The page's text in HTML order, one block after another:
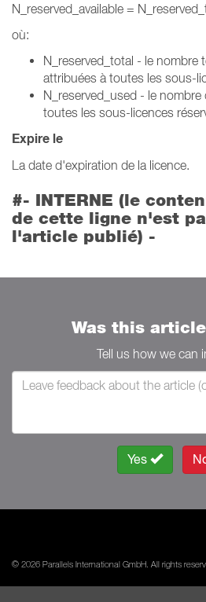
N_reserved_available =
où:
N_reserved_total - le nombre
attribuées à toutes les sous-
N_reserved_used - le
toutes les sous-licences
Expire le
La date d'expiration de la licence.
#- INTERNE (le
de cette ligne n'est
l'article publié) -
Was this
Tell us how we can
Yes
© 2026 Parallels International GmbH. All rights